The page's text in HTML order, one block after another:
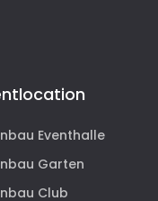
Eventhalle
Garten
Club